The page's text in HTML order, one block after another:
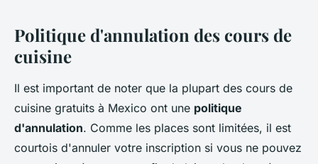
Politique d'annulation des cours de
cuisine
Il est important de noter que la plupart des cours de
cuisine gratuits à Mexico ont une politique
d'annulation. Comme les places sont limitées, il est
courtois d'annuler votre inscription si vous ne pouvez